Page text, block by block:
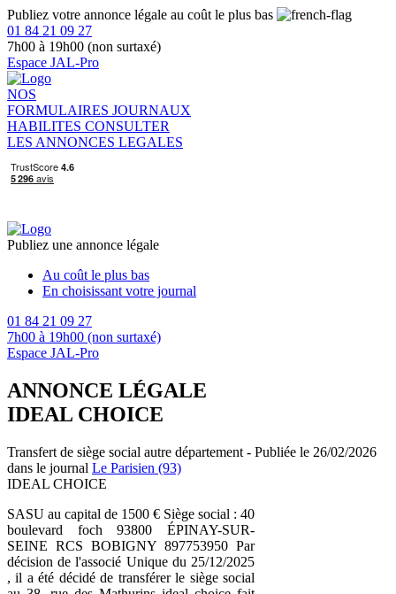
Publiez votre annonce légale au coût le plus bas
01 84 21 09 27
7h00 à 19h00 (non surtaxé)
Espace JAL-Pro
NOS
FORMULAIRES JOURNAUX
HABILITES CONSULTER
LES ANNONCES LEGALES
Publiez une annonce légale
Au coût le plus bas
En choisissant votre journal
01 84 21 09 27
7h00 à 19h00 (non surtaxé)
Espace JAL-Pro
ANNONCE LÉGALE
IDEAL CHOICE
Transfert de siège social autre département - Publiée le 26/02/2026
dans le journal Le Parisien (93)
IDEAL CHOICE
SASU au capital de 1500 € Siège social : 40
boulevard foch 93800 ÉPINAY-SUR-
SEINE RCS BOBIGNY 897753950 Par
décision de l'associé Unique du 25/12/2025
, il a été décidé de transférer le siège social